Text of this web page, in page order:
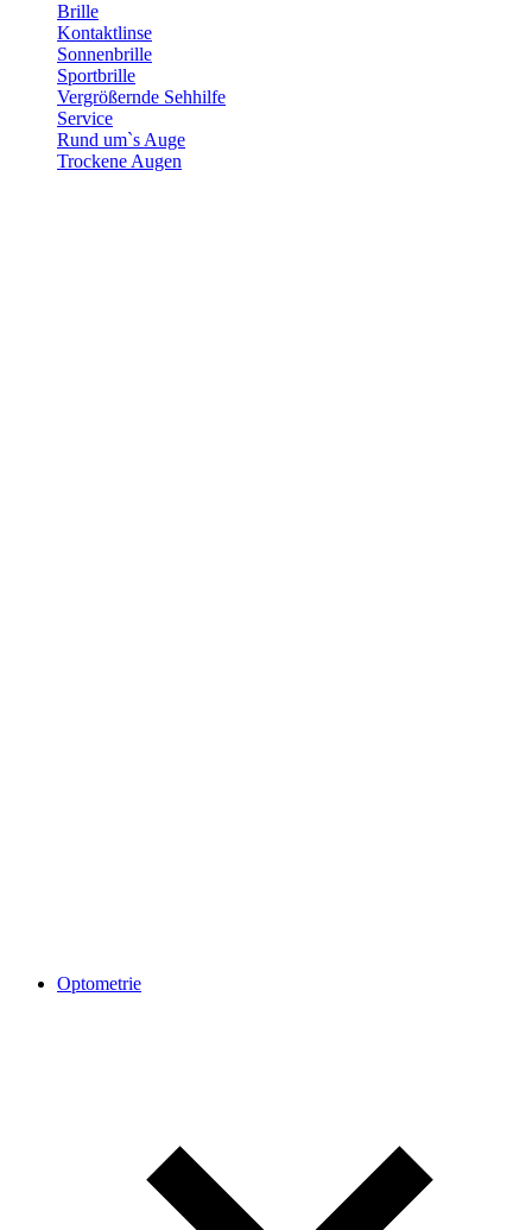
Brille
Kontaktlinse
Sonnenbrille
Sportbrille
Vergrößernde Sehhilfe
Service
Rund um`s Auge
Trockene Augen
Optometrie